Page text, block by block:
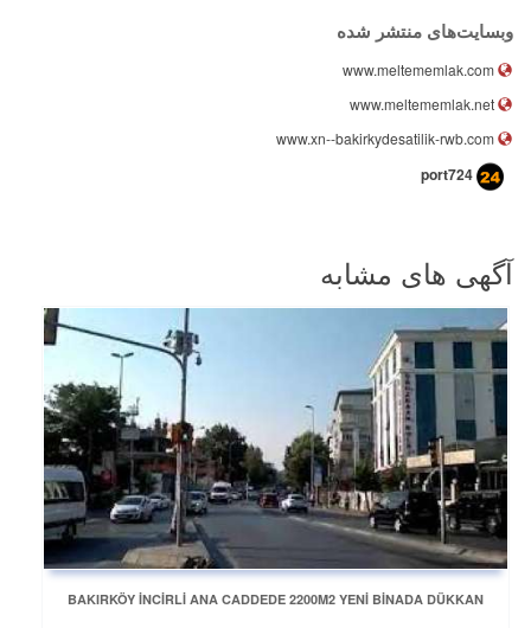
وبسایت‌های منتشر شده
port724
آگهی های مشابه
BAKIRKÖY İNCİRLİ ANA CADDEDE 2200M2 YENİ BİNADA DÜKKAN